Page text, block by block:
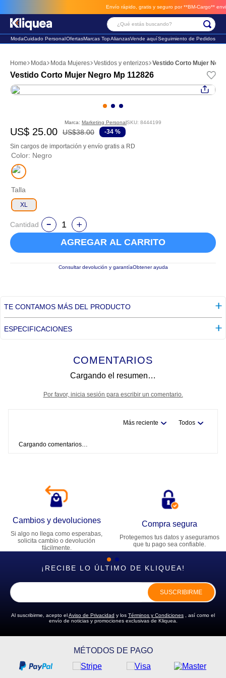
Envío rápido, gratis y seguro por **BM-Cargo** envios
¿Qué estás buscando?
ModaCuidado PersonalOfertasMarcas TopAlianzasVende aquíSeguimiento de Pedidos
Moda Moda Mujeres Vestidos y enterizos Vestido Corto Mujer
Vestido Corto Mujer Negro Mp 112826
Marca: Marketing PersonalSKU: 8444199
US$ 25.00 US$38.00 -34 %
Sin cargos de importación y envío gratis a RD
Color: Negro
Talla
XL
Cantidad
AGREGAR AL CARRITO
Consultar devolución y garantíaObtener ayuda
TE CONTAMOS MÁS DEL PRODUCTO
ESPECIFICACIONES
COMENTARIOS
Cargando el resumen…
Por favor, inicia sesión para escribir un comentario.
Más reciente Todos
Cargando comentarios…
Cambios y devoluciones
Si algo no llega como esperabas,
solicita cambio o devolución
fácilmente.
Compra segura
Protegemos tus datos y aseguramos
que tu pago sea confiable.
¡RECIBE LO ÚLTIMO DE KLIQUEA!
SUSCRIBIRME
Al suscribirme, acepto elAviso de Privacidad y los Términos y Condiciones , así como el
envío de noticias y promociones exclusivas de Kliquea.
MÉTODOS DE PAGO
2. sandalia